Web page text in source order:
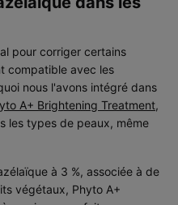
pour corriger certains
compatible avec les
nous l'avons intégré dans
A+ Brightening Treatment,
les types de peaux, même
à 3 %, associée à de
végétaux, Phyto A+